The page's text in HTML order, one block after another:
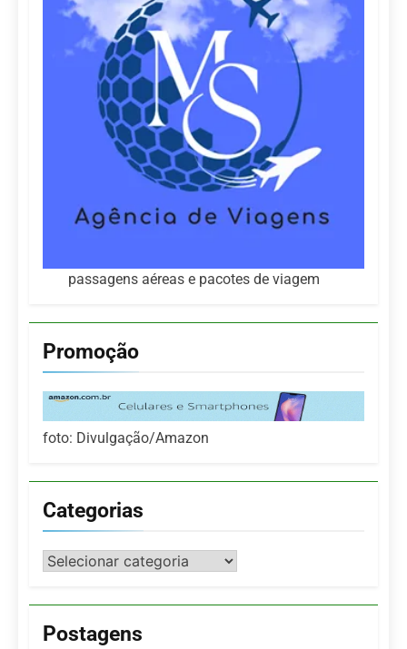
passagens aéreas e pacotes de viagem
Promoção
foto: Divulgação/Amazon
Categorias
Categorias
Postagens